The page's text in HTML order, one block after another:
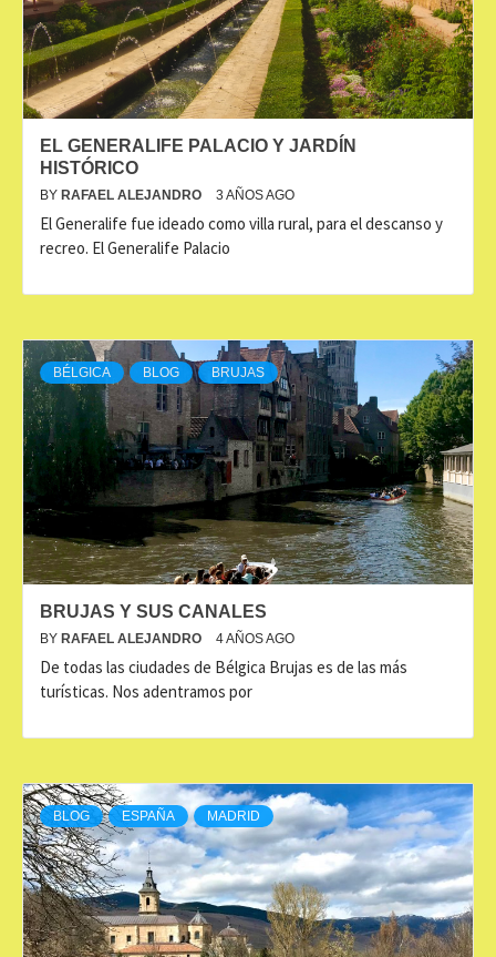
EL GENERALIFE PALACIO Y JARDÍN
HISTÓRICO
BY RAFAEL ALEJANDRO 3 AÑOS AGO
El Generalife fue ideado como villa rural, para el descanso y
recreo. El Generalife Palacio
BÉLGICA BLOG BRUJAS
BRUJAS Y SUS CANALES
BY RAFAEL ALEJANDRO 4 AÑOS AGO
De todas las ciudades de Bélgica Brujas es de las más
turísticas. Nos adentramos por
BLOG ESPAÑA MADRID